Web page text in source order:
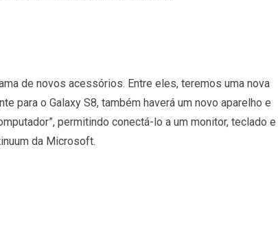
de novos acessórios. Entre eles, teremos uma nova
para o Galaxy S8, também haverá um novo aparelho e
permitindo conectá-lo a um monitor, teclado e
da Microsoft.